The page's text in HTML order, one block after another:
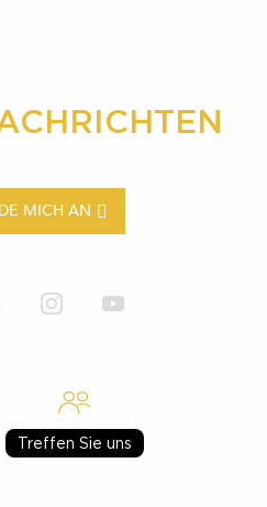
MICH AN
Treffen Sie uns